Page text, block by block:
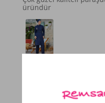
üründür